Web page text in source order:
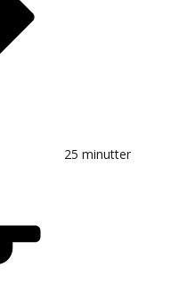
25 minutter